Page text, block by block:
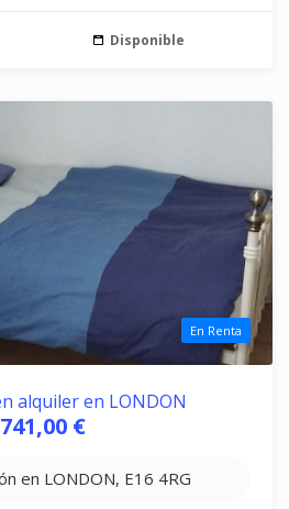
Disponible
En Renta
alquiler en LONDON
741,00 €
en LONDON, E16 4RG